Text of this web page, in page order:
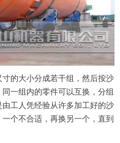
的大小分成若干组，然后按沙
一组内的零件可以互换，分组
工人凭经验从许多加工好的沙
个不合适，再换另一个，直到